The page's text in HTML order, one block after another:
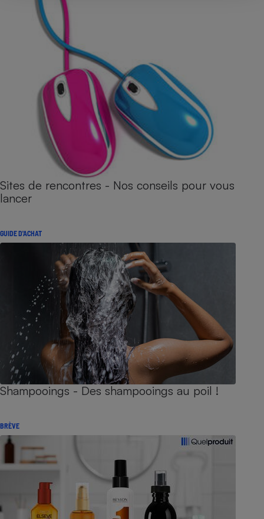
Sites de rencontres - Nos conseils pour vous
lancer
GUIDE D'ACHAT
Shampooings - Des shampooings au poil !
BRÈVE